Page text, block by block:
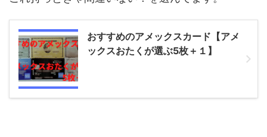
おすすめのアメックスカード【アメ
ックスおたくが選ぶ5枚＋１】